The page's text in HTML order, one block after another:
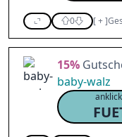
0 [+]
15%
baby-walz